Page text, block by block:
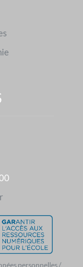
personnelles/